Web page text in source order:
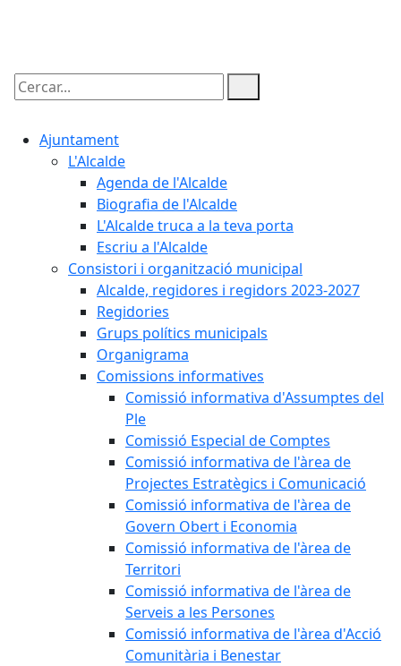
Cercar:
Ajuntament
L'Alcalde
Agenda de l'Alcalde
Biografia de l'Alcalde
L'Alcalde truca a la teva porta
Escriu a l'Alcalde
Consistori i organització municipal
Alcalde, regidores i regidors 2023-2027
Regidories
Grups polítics municipals
Organigrama
Comissions informatives
Comissió informativa d'Assumptes del
Ple
Comissió Especial de Comptes
Comissió informativa de l'àrea de
Projectes Estratègics i Comunicació
Comissió informativa de l'àrea de
Govern Obert i Economia
Comissió informativa de l'àrea de
Territori
Comissió informativa de l'àrea de
Serveis a les Persones
Comissió informativa de l'àrea d'Acció
Comunitària i Benestar